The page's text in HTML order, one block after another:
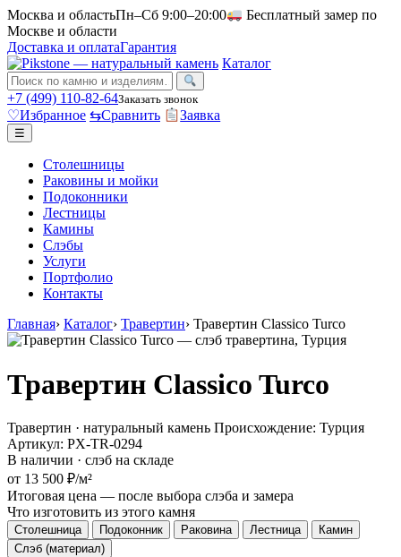
Москва и областьПн–Сб 9:00–20:00
Бесплатный замер по
Москве и области
Доставка и оплатаГарантия
Каталог
+7 (499) 110-82-64Заказать звонок
♡Избранное ⇆Сравнить Заявка
☰
Столешницы
Раковины и мойки
Подоконники
Лестницы
Камины
Слэбы
Услуги
Портфолио
Контакты
Главная› Каталог› Травертин› Травертин Classico Turco
Травертин Classico Turco
Травертин · натуральный камень Происхождение: Турция
Артикул: PX-TR-0294
В наличии · слэб на складе
от 13 500 ₽/м²
Итоговая цена — после выбора слэба и замера
Что изготовить из этого камня
Столешница Подоконник Раковина Лестница
Камин
Слэб (материал)